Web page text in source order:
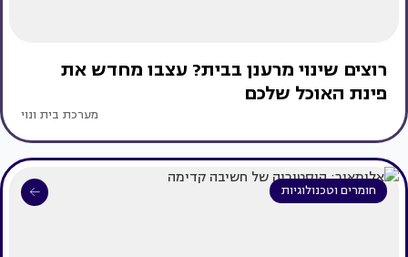
רוצים שינוי מרענן בבית? עצבו מחדש את
פינת האוכל שלכם
מערכת בית ונוי
חומרים וטכנולוגיות